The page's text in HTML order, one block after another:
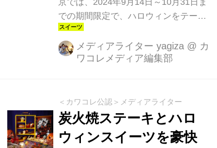
京では、2024年9月14日～10月31日ま
での期間限定で、ハロウィンをテーマ
にしたアフタヌーンティーメニューを
2種類展開しています。高層階からの
眺望とともに秋の味覚を優雅に味わう
ロウィンスイーツを豪快に楽しむ「ハ
ロウィン･アフタヌーンティー･ブース
ト」です。今回は36階からの絶景が広
がる「MIXX（ミックス） バー＆ラウ
メディアライター yagiza @ カ
ワコレメディア編集部
＜カワコレ公認＞メディアライター
炭火焼ステーキとハロ
ウィンスイーツを豪快